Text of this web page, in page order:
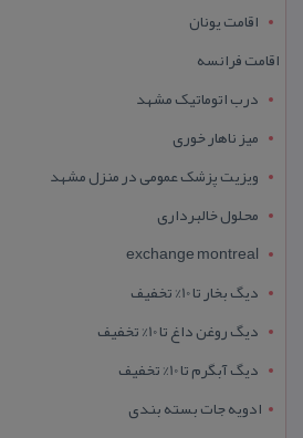
اقامت یونان
اقامت فرانسه
درب اتوماتیک مشهد
میز ناهار خوری
ویزیت پزشک عمومی در منزل مشهد
محلول خالبرداری
exchange montreal
دیگ بخار تا 10% تخفیف
دیگ روغن داغ تا 10% تخفیف
دیگ آبگرم تا 10% تخفیف
ادویه جات بسته بندی